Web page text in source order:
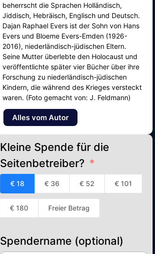
beherrscht die Sprachen Holländisch,
Jiddisch, Hebräisch, Englisch und Deutsch.
Dajan Raphael Evers ist der Sohn von Hans
Evers und Bloeme Evers-Emden (1926-
2016), niederländisch-jüdischen Eltern.
Seine Mutter überlebte den Holocaust und
veröffentlichte später vier Bücher über ihre
Forschung zu niederländisch-jüdischen
Kindern, die während des Krieges versteckt
waren. (Foto gemacht von: J. Feldmann)
Alles vom Autor
Kleine Spende für die
Seitenbetreiber?
€ 18 € 36 € 52 € 101
€ 180 Freier Betrag
Spendername (optional)